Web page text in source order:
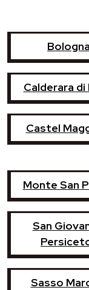
Bologna
Calderara di
Castel
Monte San
San
Sasso